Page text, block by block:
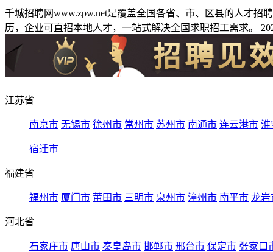
千城招聘网www.zpw.net是覆盖全国各省、市、区县的人才
历，企业可直招本地人才，一站式解决全国求职招工需求。
江苏省
南京市 无锡市 徐州市 常州市 苏州市 南通市 连云港市 淮
宿迁市
福建省
福州市 厦门市 莆田市 三明市 泉州市 漳州市 南平市 龙岩
河北省
石家庄市 唐山市 秦皇岛市 邯郸市 邢台市 保定市 张家口